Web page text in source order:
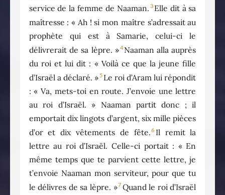
service de la femme de Naaman. 3 Elle dit à sa
maîtresse : « Ah ! si mon maître s’adressait au
prophète qui est à Samarie, celui-ci le
délivrerait de sa lèpre. »4 Naaman alla auprès
du roi et lui dit : « Voilà ce que la jeune fille
d’Israël a déclaré. »5 Le roi d’Aram lui répondit
: « Va, mets-toi en route. J’envoie une lettre
au roi d’Israël. » Naaman partit donc ; il
emportait dix lingots d’argent, six mille pièces
d’or et dix vêtements de fête.6 Il remit la
lettre au roi d’Israël. Celle-ci portait : « En
même temps que te parvient cette lettre, je
t’envoie Naaman mon serviteur, pour que tu
le délivres de sa lèpre. »7 Quand le roi d’Israël